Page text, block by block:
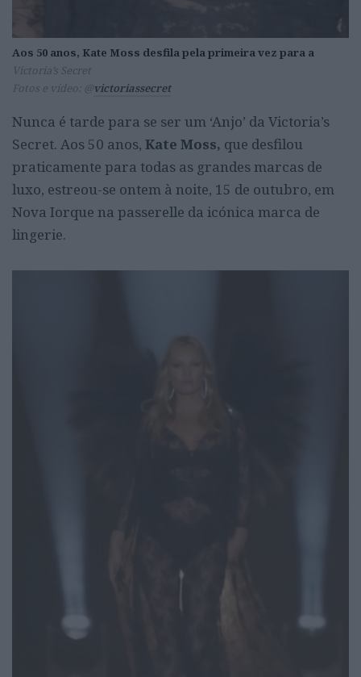
Aos 50 anos, Kate Moss desfila pela primeira vez para a
Victoria’s Secret
Fotos e vídeo: @ victoriassecret
Nunca é tarde para se ser um ‘Anjo’ da Victoria’s
Secret. Aos 50 anos, Kate Moss, que desfilou
praticamente para todas as grandes marcas de
luxo, estreou-se ontem à noite, 15 de outubro, em
Nova Iorque na passerelle da icónica marca de
lingerie.